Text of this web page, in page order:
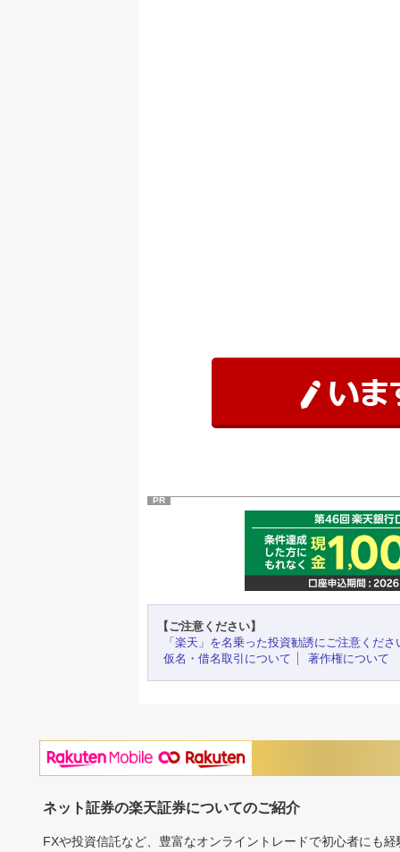
PR
【ご注意ください】
「楽天」を名乗った投資勧誘にご注意くださ
仮名・借名取引について
著作権について
ネット証券の楽天証券についてのご紹介
FXや投資信託など、豊富なオンライントレードで初心者にも